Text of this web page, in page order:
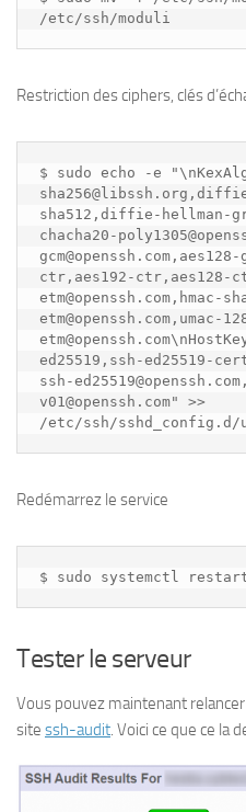
Restriction des ciphers, clés
$ sudo echo -e
sha512,diffie-hellman-
chacha20-
ctr,aes192-ctr,aes128-
etm@openssh.com,hmac-
etm@openssh.com,umac-
ed25519,ssh-ed25519-
ssh-
v01@openssh.com" >>
/etc/ssh/sshd_config.d/
Redémarrez le service
$ sudo systemctl
Tester le serveur
Vous pouvez maintenant
site ssh-audit. Voici ce que ce la